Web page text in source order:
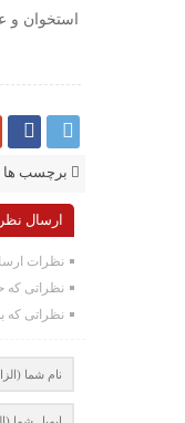
استخوان و
برچسب ها
ارسال
نظرات
نظراتی که
نظراتی که